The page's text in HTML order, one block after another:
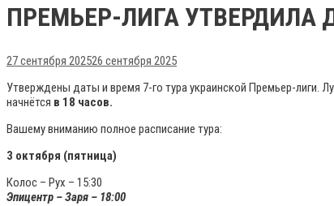
ПРЕМЬЕР-ЛИГА УТВЕРДИЛА
27 сентября 202526 сентября 2025
Утверждены даты и время 7-го тура украинской Премьер-лиги.
начнётся в 18 часов.
Вашему вниманию полное расписание тура:
3 октября (пятница)
Колос – Рух – 15:30
Эпицентр – Заря – 18:00